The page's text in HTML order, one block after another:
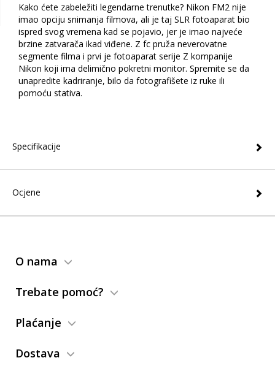
Kako ćete zabeležiti legendarne trenutke? Nikon FM2 nije
imao opciju snimanja filmova, ali je taj SLR fotoaparat bio
ispred svog vremena kad se pojavio, jer je imao najveće
brzine zatvarača ikad viđene. Z fc pruža neverovatne
segmente filma i prvi je fotoaparat serije Z kompanije
Nikon koji ima delimično pokretni monitor. Spremite se da
unapredite kadriranje, bilo da fotografišete iz ruke ili
pomoću stativa.
Specifikacije
Ocjene
O nama
Trebate pomoć?
Plaćanje
Dostava